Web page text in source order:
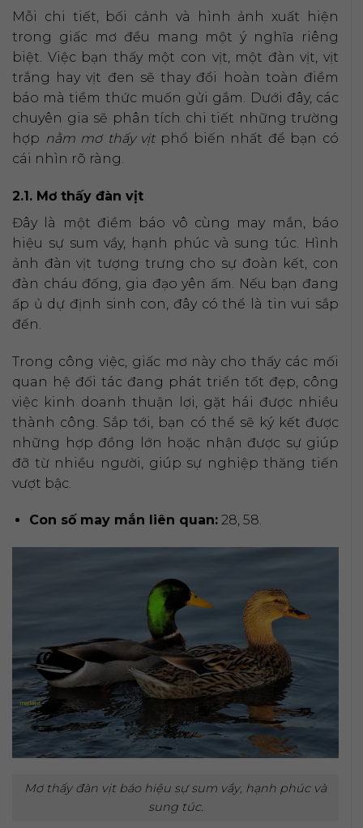
Mỗi chi tiết, bối cảnh và hình ảnh xuất hiện
trong giấc mơ đều mang một ý nghĩa riêng
biệt. Việc bạn thấy một con vịt, một đàn vịt, vịt
trắng hay vịt đen sẽ thay đổi hoàn toàn điềm
báo mà tiềm thức muốn gửi gắm. Dưới đây, các
chuyên gia sẽ phân tích chi tiết những trường
hợp nằm mơ thấy vịtphổ biến nhất để bạn có
cái nhìn rõ ràng.
2.1. Mơ thấy đàn vịt
Đây là một điềm báo vô cùng may mắn, báo
hiệu sự sum vầy, hạnh phúc và sung túc. Hình
ảnh đàn vịt tượng trưng cho sự đoàn kết, con
đàn cháu đống, gia đạo yên ấm. Nếu bạn đang
ấp ủ dự định sinh con, đây có thể là tin vui sắp
đến.
Trong công việc, giấc mơ này cho thấy các mối
quan hệ đối tác đang phát triển tốt đẹp, công
việc kinh doanh thuận lợi, gặt hái được nhiều
thành công. Sắp tới, bạn có thể sẽ ký kết được
những hợp đồng lớn hoặc nhận được sự giúp
đỡ từ nhiều người, giúp sự nghiệp thăng tiến
vượt bậc.
Con số may mắn liên quan:28, 58.
Mơ thấy đàn vịt báo hiệu sự sum vầy, hạnh phúc và
sung túc.